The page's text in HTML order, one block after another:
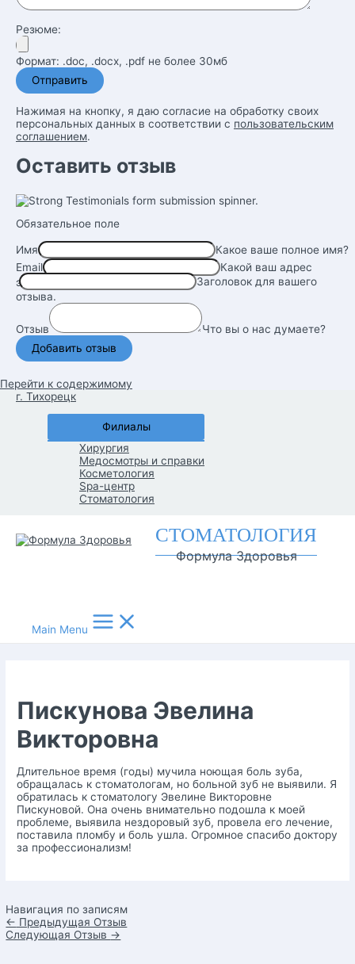
Резюме:
Формат: .doc, .docx, .pdf не более 30мб
Нажимая на кнопку, я даю согласие на обработку своих
персональных данных в соответствии с пользовательским
соглашением.
Оставить отзыв
Обязательное поле
Имя
Какое ваше полное имя?
Email
Какой ваш адрес
электронной почты?
Заголовок для вашего
отзыва.
Отзыв Что вы о нас думаете?
Перейти к содержимому
г. Тихорецк
Филиалы
Хирургия
Медосмотры и справки
Косметология
Spa-центр
Стоматология
СТОМАТОЛОГИЯ
Формула Здоровья
Main Menu
Пискунова Эвелина
Викторовна
Длительное время (годы) мучила ноющая боль зуба,
обращалась к стоматологам, но больной зуб не выявили. Я
обратилась к стоматологу Эвелине Викторовне
Пискуновой. Она очень внимательно подошла к моей
проблеме, выявила нездоровый зуб, провела его лечение,
поставила пломбу и боль ушла. Огромное спасибо доктору
за профессионализм!
Навигация по записям
← Предыдущая Отзыв
Следующая Отзыв →